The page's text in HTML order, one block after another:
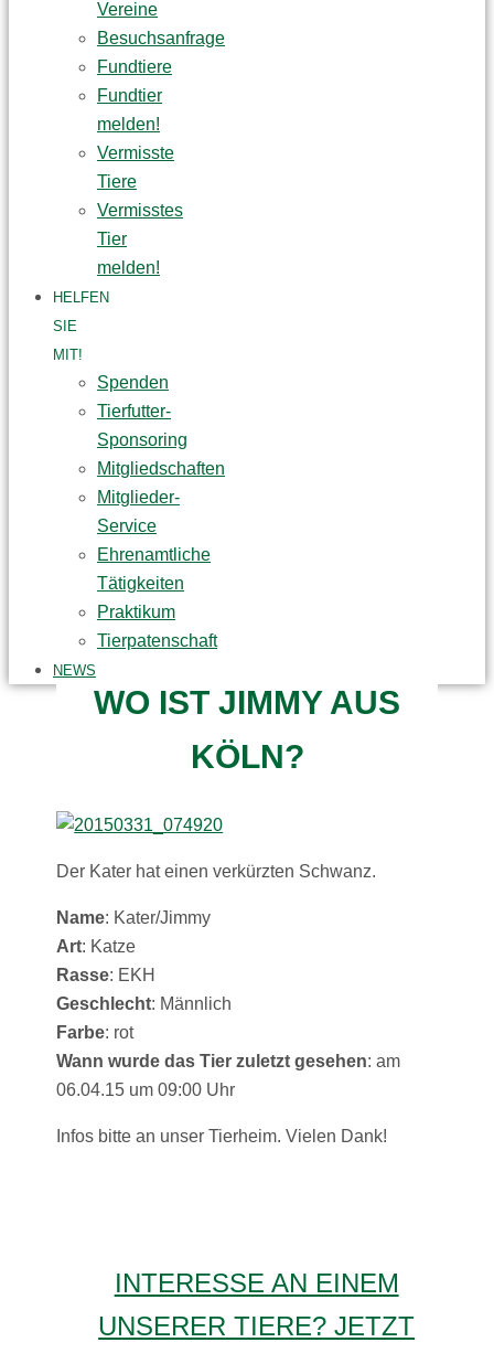
Vereine
Besuchsanfrage
Fundtiere
Fundtier
melden!
Vermisste
Tiere
Vermisstes
Tier
melden!
HELFEN
SIE
MIT!
Spenden
Tierfutter-
Sponsoring
Mitgliedschaften
Mitglieder-
Service
Ehrenamtliche
Tätigkeiten
Praktikum
Tierpatenschaft
NEWS
WO IST JIMMY AUS
KÖLN?
Der Kater hat einen verkürzten Schwanz.
Name: Kater/Jimmy
Art: Katze
Rasse: EKH
Geschlecht: Männlich
Farbe: rot
Wann wurde das Tier zuletzt gesehen: am
06.04.15 um 09:00 Uhr
Infos bitte an unser Tierheim. Vielen Dank!
INTERESSE AN EINEM
UNSERER TIERE? JETZT